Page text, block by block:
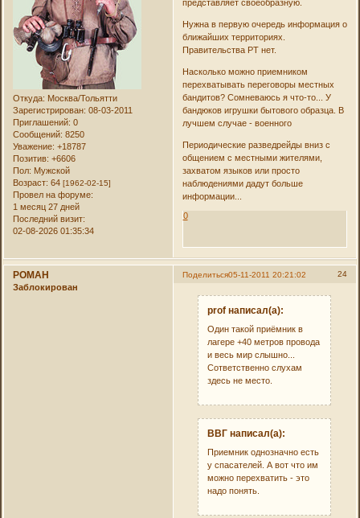
Откуда: Москва/Тольятти
Зарегистрирован: 08-03-2011
Приглашений: 0
Сообщений: 8250
Уважение: +18787
Позитив: +6606
Пол: Мужской
Возраст: 64[1962-02-15]
Провел на форуме:
1 месяц 27 дней
Последний визит:
02-08-2026 01:35:34
представляет своеобразную.
Нужна в первую очередь информация о
ближайших территориях.
Правительства РТ нет.
Насколько можно приемником
перехватывать переговоры местных
бандитов? Сомневаюсь я что-то... У
бандюков игрушки бытового образца. В
лучшем случае - военного
Периодические разведрейды вниз с
общением с местными жителями,
захватом языков или просто
наблюдениями дадут больше
информации...
0
Поделиться 24
05-11-2011 20:21:02
РОMAH
Заблокирован
prof написал(а):
Один такой приёмник в
лагере +40 метров провода
и весь мир слышно...
Сответственно слухам
здесь не место.
ВВГ написал(а):
Приемник однозначно есть
у спасателей. А вот что им
можно перехватить - это
надо понять.